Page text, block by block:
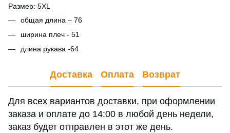
Размер: 5ХL
общая длина – 76
ширина плеч - 51
длина рукава -64
Доставка Оплата Возврат
Для всех вариантов доставки, при оформлении
заказа и оплате до 14:00 в любой день недели,
заказ будет отправлен в этот же день.